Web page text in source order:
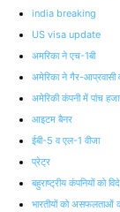
india breaking
US visa update
अमरिका ने एच-1बी
अमेरिका ने गैर-आप्रवासी
अमेरिकी कंपनी में पांच
आइटम बैनर
ईबी-5 व एल-1 वीजा
प्रेट्र
बहुराष्ट्रीय कंपनियों को
भारतीयों को असफलताओं